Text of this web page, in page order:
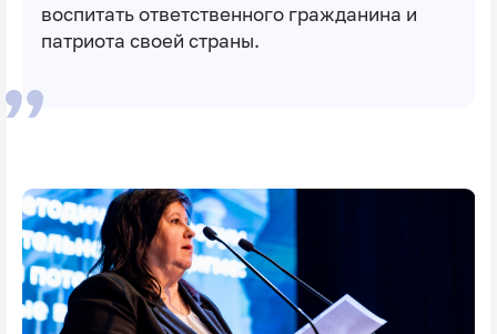
воспитать ответственного гражданина и
патриота своей страны.